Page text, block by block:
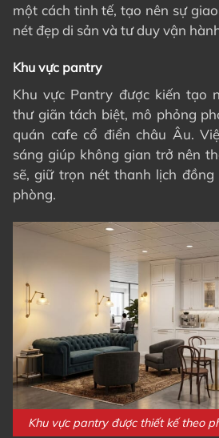
một cách tinh tế, tạo nên sự
nét đẹp di sản và tư duy vận
Khu vực pantry
Khu vực Pantry được kiến tạo
thư giãn tách biệt, mô phỏng
quán cafe cổ điển châu Âu.
sáng giúp không gian trở nên
sẽ, giữ trọn nét thanh lịch
phòng.
Khu vực pantry được thiết kế theo